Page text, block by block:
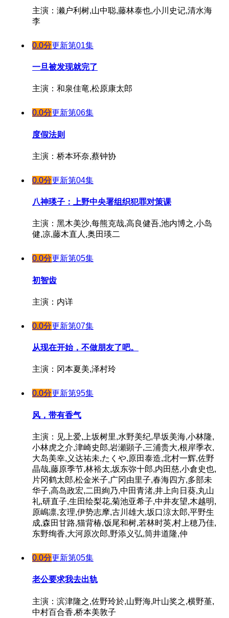
主演：濑户利树,山中聪,藤林泰也,小川史记,清水海
李
0.0分更新第01集
一旦被发现就完了
主演：和泉佳竜,松原康太郎
0.0分更新第06集
度假法则
主演：桥本环奈,蔡钟协
0.0分更新第04集
八神瑛子：上野中央署组织犯罪对策课
主演：黑木美沙,每熊克哉,高良健吾,池内博之,小岛
健,凉,藤木直人,奥田瑛二
0.0分更新第05集
初智齿
主演：内详
0.0分更新第07集
从现在开始，不做朋友了吧。
主演：冈本夏美,泽村玲
0.0分更新第95集
风，带有香气
主演：见上爱,上坂树里,水野美纪,早坂美海,小林隆,
小林虎之介,津崎史郎,岩瀬顕子,三浦贵大,根岸季衣,
大岛美幸,义达祐未,たくや,原田泰造,北村一辉,佐野
晶哉,藤原季节,林裕太,坂东弥十郎,内田慈,小倉史也,
片冈鹤太郎,松金米子,广冈由里子,春海四方,多部未
华子,高岛政宏,二田絢乃,中田青渚,井上向日葵,丸山
礼,研直子,生田绘梨花,菊池亚希子,中井友望,木越明,
原嶋凛,玄理,伊势志摩,古川雄大,坂口涼太郎,平野生
成,森田甘路,猫背椿,饭尾和树,若林时英,村上穂乃佳,
东野绚香,大河原次郎,野添义弘,筒井道隆,仲
0.0分更新第05集
老公要求我去出轨
主演：滨津隆之,佐野玲於,山野海,叶山奖之,横野堇,
中村百合香,桥本美敦子